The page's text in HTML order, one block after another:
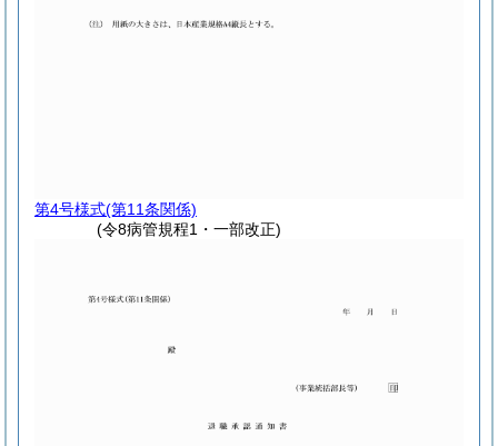
第4号様式(第11条関係)
(令8病管規程1・一部改正)